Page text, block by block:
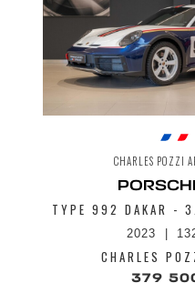
CHARLES POZZI
TYPE 992 DAKAR -
2023
CHARLES
379